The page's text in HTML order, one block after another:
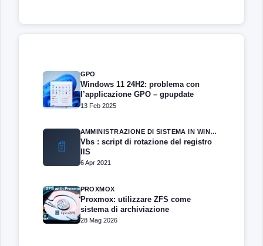
GPO
Windows 11 24H2: problema con
l’applicazione GPO – gpupdate
13 Feb 2025
📄
AMMINISTRAZIONE DI SISTEMA IN WINDOWS SERVER
Vbs : script di rotazione del registro
IIS
6 Apr 2021
PROXMOX
Proxmox: utilizzare ZFS come
sistema di archiviazione
28 Mag 2026